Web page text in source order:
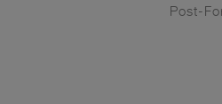
Post-